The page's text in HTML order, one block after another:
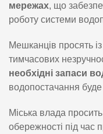
мережах, що
роботу системи
Мешканців просять
тимчасових
необхідні запаси
водопостачання
Міська влада
обережності під час